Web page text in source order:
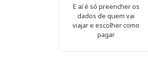
E aí é só preencher os
dados de quem vai
viajar e escolher como
pagar